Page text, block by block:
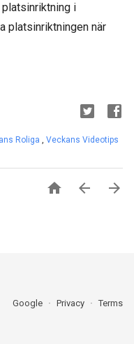
platsinriktning i
platsinriktningen när
Roliga , Veckans Videotips
  
Google Privacy Terms